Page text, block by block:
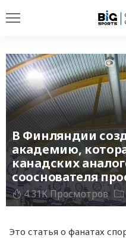
В Финляндии
академию,
канадских
сооснователя
4.31K Просмотров
Это статья о фанатах